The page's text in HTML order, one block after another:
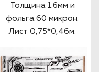
Толщина 1.6мм и
фольга 60 микрон.
Лист 0,75*0,46м.